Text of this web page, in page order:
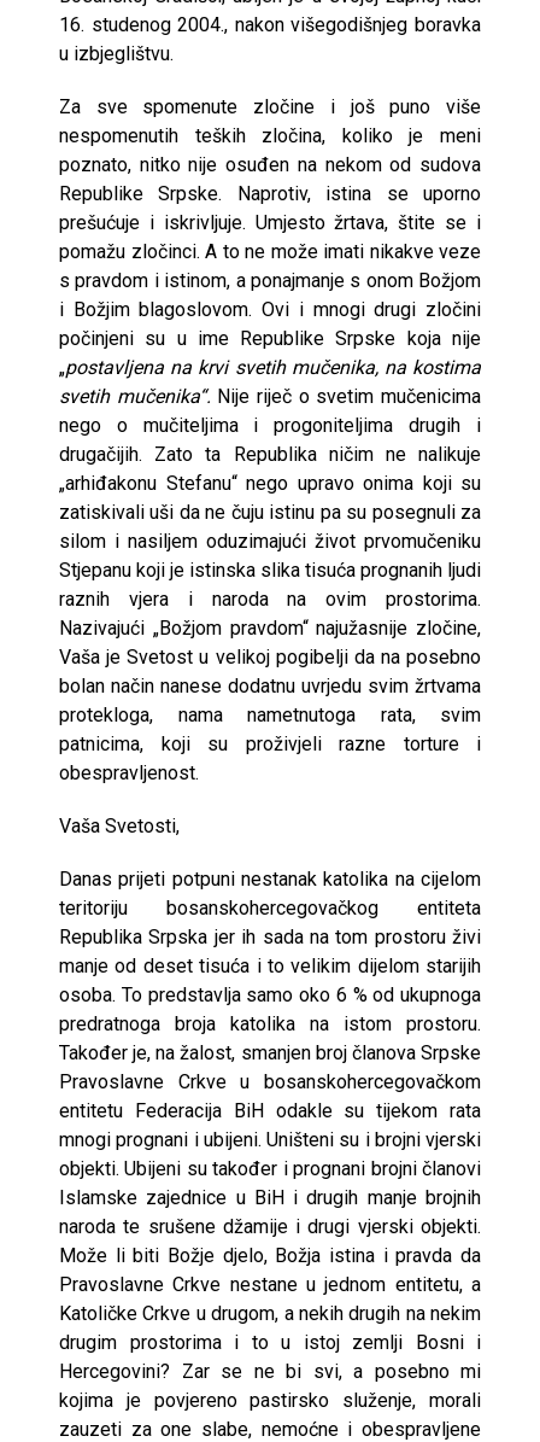
16. studenog 2004., nakon višegodišnjeg boravka
u izbjeglištvu.
Za sve spomenute zločine i još puno više
nespomenutih teških zločina, koliko je meni
poznato, nitko nije osuđen na nekom od sudova
Republike Srpske. Naprotiv, istina se uporno
prešućuje i iskrivljuje. Umjesto žrtava, štite se i
pomažu zločinci. A to ne može imati nikakve veze
s pravdom i istinom, a ponajmanje s onom Božjom
i Božjim blagoslovom. Ovi i mnogi drugi zločini
počinjeni su u ime Republike Srpske koja nije
„postavljena na krvi svetih mučenika, na kostima
svetih mučenika“. Nije riječ o svetim mučenicima
nego o mučiteljima i progoniteljima drugih i
drugačijih. Zato ta Republika ničim ne nalikuje
„arhiđakonu Stefanu“ nego upravo onima koji su
zatiskivali uši da ne čuju istinu pa su posegnuli za
silom i nasiljem oduzimajući život prvomučeniku
Stjepanu koji je istinska slika tisuća prognanih ljudi
raznih vjera i naroda na ovim prostorima.
Nazivajući „Božjom pravdom“ najužasnije zločine,
Vaša je Svetost u velikoj pogibelji da na posebno
bolan način nanese dodatnu uvrjedu svim žrtvama
protekloga, nama nametnutoga rata, svim
patnicima, koji su proživjeli razne torture i
obespravljenost.
Vaša Svetosti,
Danas prijeti potpuni nestanak katolika na cijelom
teritoriju bosanskohercegovačkog entiteta
Republika Srpska jer ih sada na tom prostoru živi
manje od deset tisuća i to velikim dijelom starijih
osoba. To predstavlja samo oko 6 % od ukupnoga
predratnoga broja katolika na istom prostoru.
Također je, na žalost, smanjen broj članova Srpske
Pravoslavne Crkve u bosanskohercegovačkom
entitetu Federacija BiH odakle su tijekom rata
mnogi prognani i ubijeni. Uništeni su i brojni vjerski
objekti. Ubijeni su također i prognani brojni članovi
Islamske zajednice u BiH i drugih manje brojnih
naroda te srušene džamije i drugi vjerski objekti.
Može li biti Božje djelo, Božja istina i pravda da
Pravoslavne Crkve nestane u jednom entitetu, a
Katoličke Crkve u drugom, a nekih drugih na nekim
drugim prostorima i to u istoj zemlji Bosni i
Hercegovini? Zar se ne bi svi, a posebno mi
kojima je povjereno pastirsko služenje, morali
zauzeti za one slabe, nemoćne i obespravljene